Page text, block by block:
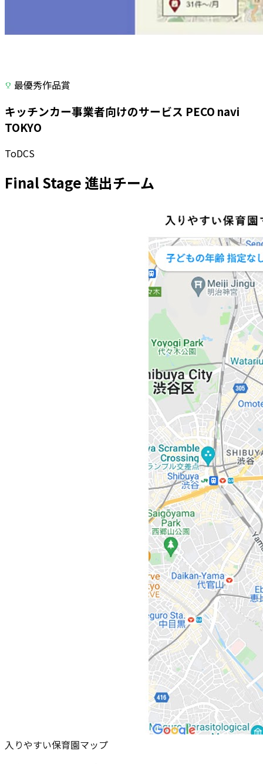
最優秀作品賞
キッチンカー事業者向けのサービス PECO navi
TOKYO
ToDCS
Final Stage 進出チーム
入りやすい保育園マップ